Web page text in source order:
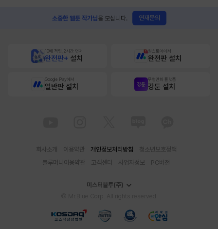
소중한 웹툰 작가님을 모십니다. 연재문의
10배 적립, 2시간 먼저
완전판+ 설치
원스토어에서
완전판 설치
Google Play에서
일반판 설치
무협만화 플랫폼
강툰 설치
회사소개 이용약관 개인정보처리방침
청소년보호정책
블루머니이용약관
고객센터 사업자정보 PC버전
미스터블루(주)